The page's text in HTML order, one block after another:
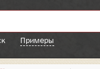
Примеры